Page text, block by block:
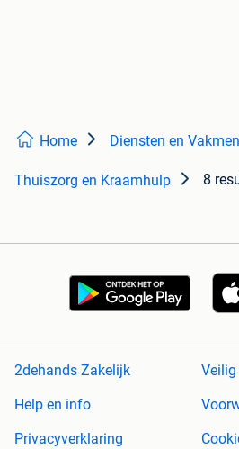
Home Diensten en
Thuiszorg en Kraamhulp 8
2dehands Zakelijk
Veilig
Help en info
Privacyverklaring